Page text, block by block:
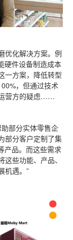
优化解决方案。例
硬件设备制造成本
一方案，降低转型
，但通过技术
营方的疑虑……
部分实体零售企
部分客户定制了集
产品。而这些需求
些功能、产品、
机遇。”